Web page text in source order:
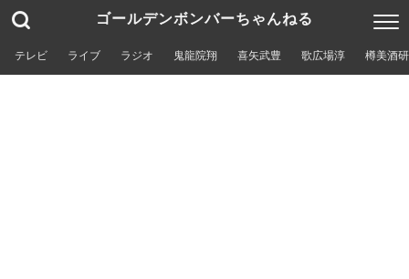
ゴールデンボンバーちゃんねる
テレビ ライブ ラジオ 鬼龍院翔 喜矢武豊 歌広場淳 樽美酒